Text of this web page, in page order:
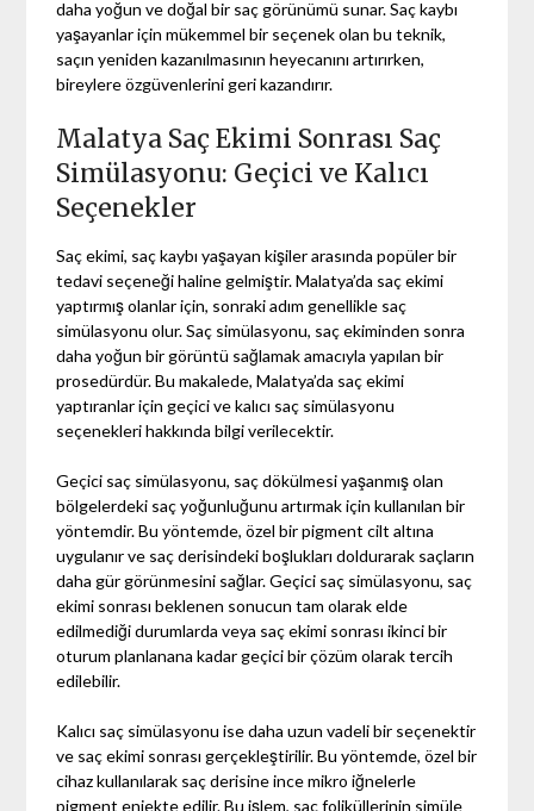
daha yoğun ve doğal bir saç görünümü sunar. Saç kaybı
yaşayanlar için mükemmel bir seçenek olan bu teknik,
saçın yeniden kazanılmasının heyecanını artırırken,
bireylere özgüvenlerini geri kazandırır.
Malatya Saç Ekimi Sonrası Saç
Simülasyonu: Geçici ve Kalıcı
Seçenekler
Saç ekimi, saç kaybı yaşayan kişiler arasında popüler bir
tedavi seçeneği haline gelmiştir. Malatya’da saç ekimi
yaptırmış olanlar için, sonraki adım genellikle saç
simülasyonu olur. Saç simülasyonu, saç ekiminden sonra
daha yoğun bir görüntü sağlamak amacıyla yapılan bir
prosedürdür. Bu makalede, Malatya’da saç ekimi
yaptıranlar için geçici ve kalıcı saç simülasyonu
seçenekleri hakkında bilgi verilecektir.
Geçici saç simülasyonu, saç dökülmesi yaşanmış olan
bölgelerdeki saç yoğunluğunu artırmak için kullanılan bir
yöntemdir. Bu yöntemde, özel bir pigment cilt altına
uygulanır ve saç derisindeki boşlukları doldurarak saçların
daha gür görünmesini sağlar. Geçici saç simülasyonu, saç
ekimi sonrası beklenen sonucun tam olarak elde
edilmediği durumlarda veya saç ekimi sonrası ikinci bir
oturum planlanana kadar geçici bir çözüm olarak tercih
edilebilir.
Kalıcı saç simülasyonu ise daha uzun vadeli bir seçenektir
ve saç ekimi sonrası gerçekleştirilir. Bu yöntemde, özel bir
cihaz kullanılarak saç derisine ince mikro iğnelerle
pigment enjekte edilir. Bu işlem, saç foliküllerinin simüle